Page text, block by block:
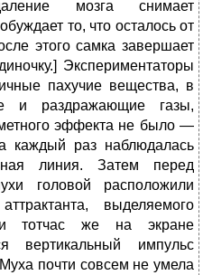
мозга снимает
то, что осталось от
этого самка завершает
Экспериментаторы
пахучие вещества, в
и раздражающие газы,
эффекта не было —
каждый раз наблюдалась
линия. Затем перед
головой расположили
выделяемого
тотчас же на экране
вертикальный импульс
почти совсем не умела